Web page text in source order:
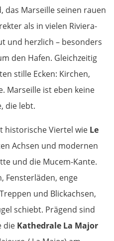
Marseille seinen rauen
als in vielen Riviera-
und herzlich – besonders
den Hafen. Gleichzeitig
stille Ecken: Kirchen,
Marseille ist eben keine
die lebt.
historische Viertel wie Le
Achsen und modernen
und die Mucem-Kante.
Fensterläden, enge
und Blickachsen,
schiebt. Prägend sind
die Kathedrale La Major